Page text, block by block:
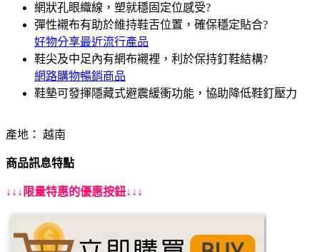
網狀孔眼織線，塑就穩固定位感受?
彈性襯布有助於維持鞋舌位置，確保穩定貼合?
好物分享最近流行產品
鞋尖及中足內有網布襯裡，利於保持釘鞋結構?
網路購物暢銷商品
鞋墊可發揮隱藏式避震緩衝功能，協助降低鞋釘壓力
產地： 越南
商品訊息特點
↓↓↓限量特惠的優惠按鈕↓↓↓